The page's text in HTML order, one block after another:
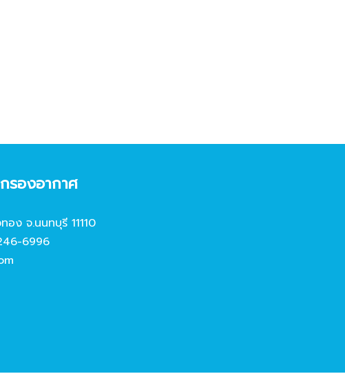
รองอากาศ
ง จ.นนทบุรี 11110
6996